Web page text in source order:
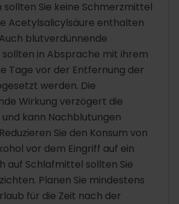
Sie keine Schmerzmittel
Acetylsalicylsäure enthalten
blutverdünnende
in Absprache mit ihrem
Tage vor der Entfernung der
werden. Die
Wirkung verzögert die
kann Nachblutungen
Sie den Konsum von
vor dem Eingriff auf ein
auf Schlafmittel sollten Sie
Planen Sie mindestens
für die Zeit nach der